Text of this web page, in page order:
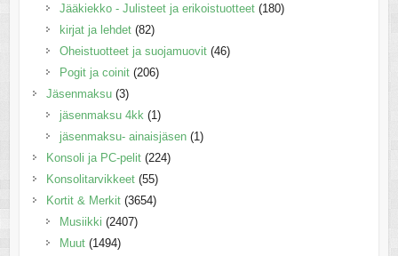
Jääkiekko - Julisteet ja erikoistuotteet (180)
kirjat ja lehdet (82)
Oheistuotteet ja suojamuovit (46)
Pogit ja coinit (206)
Jäsenmaksu (3)
jäsenmaksu 4kk (1)
jäsenmaksu- ainaisjäsen (1)
Konsoli ja PC-pelit (224)
Konsolitarvikkeet (55)
Kortit & Merkit (3654)
Musiikki (2407)
Muut (1494)